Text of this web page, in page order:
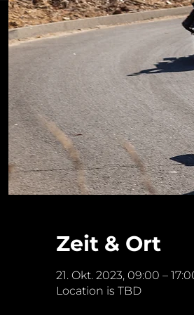
Zeit & Ort
21. Okt. 2023, 09:00 –
Location is TBD